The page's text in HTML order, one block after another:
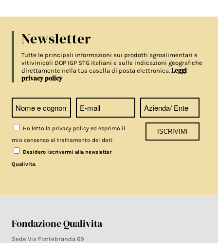
Newsletter
Tutte le principali informazioni sui prodotti agroalimentari e
vitivinicoli DOP IGP STG italiani e sulle indicazioni geografiche
direttamente nella tua casella di posta elettronica.Leggi
privacy policy
Ho letto la privacy policy ed esprimo il
mio consenso al trattamento dei dati
Desidero iscrivermi alla newsletter
Qualivita
Fondazione Qualivita
Sede Via Fontebranda 69